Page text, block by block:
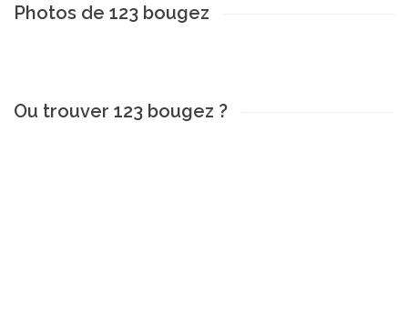
Photos de 123 bougez
Ou trouver 123 bougez ?